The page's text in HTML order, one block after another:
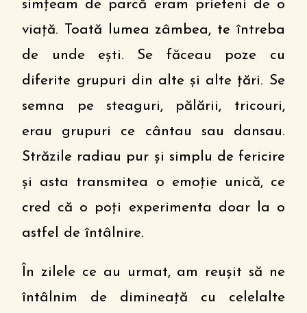
simțeam de parcă eram prieteni de o
viață. Toată lumea zâmbea, te întreba
de unde ești. Se făceau poze cu
diferite grupuri din alte și alte țări. Se
semna pe steaguri, pălării, tricouri,
erau grupuri ce cântau sau dansau.
Străzile radiau pur și simplu de fericire
și asta transmitea o emoție unică, ce
cred că o poți experimenta doar la o
astfel de întâlnire.
În zilele ce au urmat, am reușit să ne
întâlnim de dimineață cu celelalte